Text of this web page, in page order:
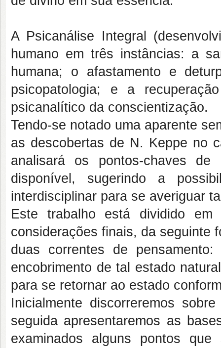
A Psicanálise Integral
humano em três instâncias: a
humana; o afastamento e
psicopatologia; e a
psicanalítico da conscientização.
Tendo-se notado uma aparente
as descobertas de N. Keppe no
analisará os pontos-chaves
disponível, sugerindo a
interdisciplinar para se averiguar
Este trabalho está dividido em
considerações finais, da seguinte
duas correntes de
encobrimento de tal estado
para se retornar ao estado
Inicialmente discorreremos
seguida apresentaremos as
examinados alguns pontos